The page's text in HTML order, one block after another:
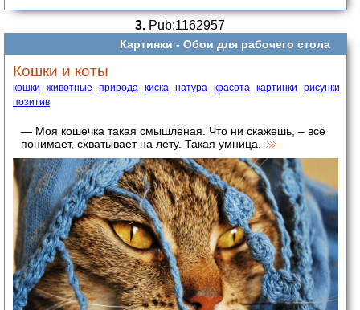
3. Pub:1162957
Картинки - Обои для рабочего стола
Кошки и коты
кошки животные природа киска натура красота картинки
рисунки
позитив
— Моя кошечка такая смышлёная. Что ни скажешь, – всё
понимает, схватывает на лету. Такая умница.